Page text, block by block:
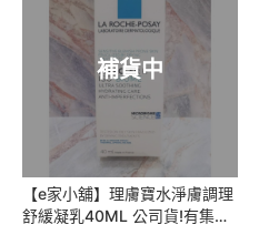
補貨中
【e家小舖】理膚寶水淨膚調理
舒緩凝乳40ML 公司貨!有集點